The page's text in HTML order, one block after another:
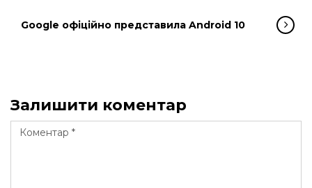
Google офіційно представила Android 10
Залишити коментар